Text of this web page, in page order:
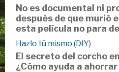
No es documental ni
después de que murió
esta película no para
Hazlo tú mismo (DIY)
El secreto del corcho
¿Cómo ayuda a